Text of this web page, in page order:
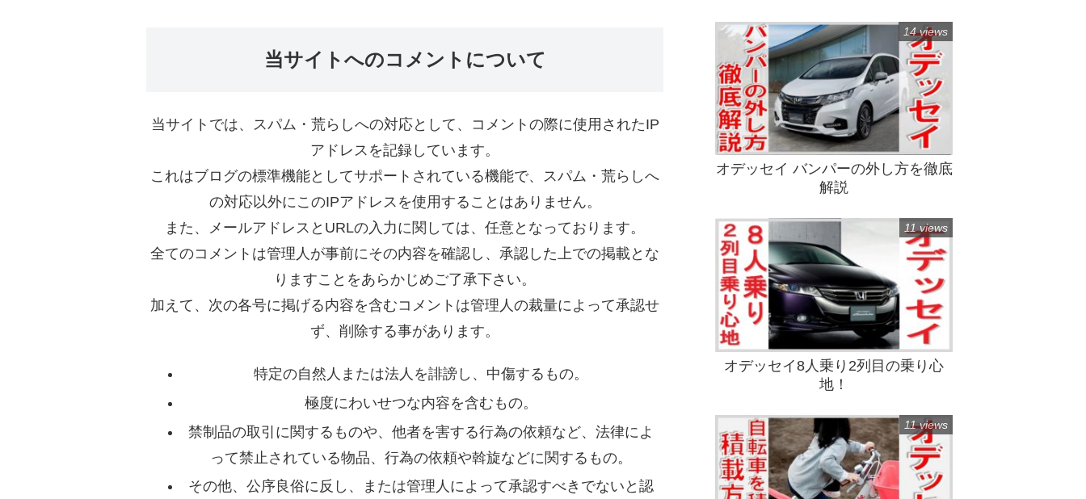
当サイトへのコメントについて
当サイトでは、スパム・荒らしへの対応として、コメントの際に使用されたIP
アドレスを記録しています。
これはブログの標準機能としてサポートされている機能で、スパム・荒らしへ
の対応以外にこのIPアドレスを使用することはありません。
また、メールアドレスとURLの入力に関しては、任意となっております。
全てのコメントは管理人が事前にその内容を確認し、承認した上での掲載とな
りますことをあらかじめご了承下さい。
加えて、次の各号に掲げる内容を含むコメントは管理人の裁量によって承認せ
ず、削除する事があります。
特定の自然人または法人を誹謗し、中傷するもの。
極度にわいせつな内容を含むもの。
禁制品の取引に関するものや、他者を害する行為の依頼など、法律によ
って禁止されている物品、行為の依頼や斡旋などに関するもの。
その他、公序良俗に反し、または管理人によって承認すべきでないと認
オデッセイ バンパーの外し方を徹底
解説
14 views
オデッセイ8人乗り2列目の乗り心
地！
11 views
11 views